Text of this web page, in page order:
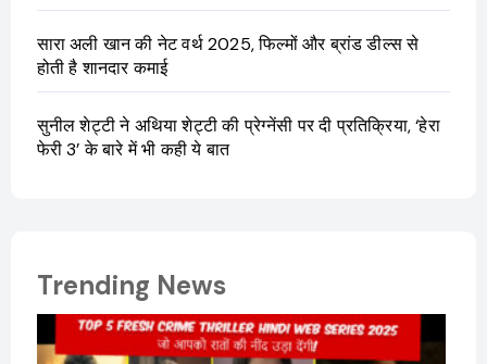
सारा अली खान की नेट वर्थ 2025, फिल्मों और ब्रांड डील्स से
होती है शानदार कमाई
सुनील शेट्टी ने अथिया शेट्टी की प्रेग्नेंसी पर दी प्रतिक्रिया, ‘हेरा
फेरी 3’ के बारे में भी कही ये बात
Trending News